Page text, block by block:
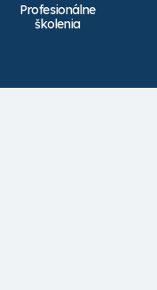
Profesionálne
školenia